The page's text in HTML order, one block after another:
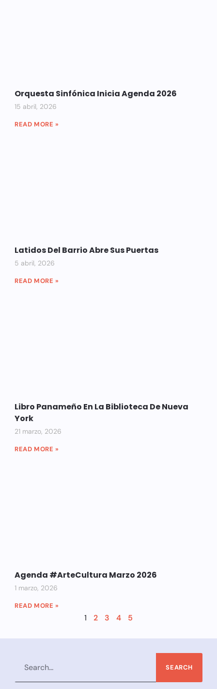
Orquesta Sinfónica Inicia Agenda 2026
15 abril, 2026
READ MORE »
Latidos Del Barrio Abre Sus Puertas
5 abril, 2026
READ MORE »
Libro Panameño En La Biblioteca De Nueva
York
21 marzo, 2026
READ MORE »
Agenda #ArteCultura Marzo 2026
1 marzo, 2026
READ MORE »
1 2 3 4 5
SEARCH